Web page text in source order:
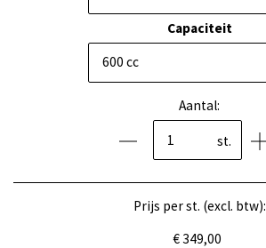
Capaciteit
600 cc
Aantal:
st.
Prijs per st. (excl. btw):
€ 349,00